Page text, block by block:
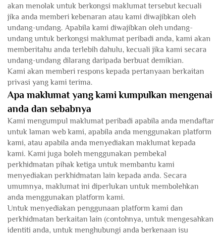
akan menolak untuk berkongsi maklumat tersebut kecuali
jika anda memberi kebenaran atau kami diwajibkan oleh
undang-undang. Apabila kami diwajibkan oleh undang-
undang untuk berkongsi maklumat peribadi anda, kami akan
memberitahu anda terlebih dahulu, kecuali jika kami secara
undang-undang dilarang daripada berbuat demikian.
Kami akan memberi respons kepada pertanyaan berkaitan
privasi yang kami terima.
Apa maklumat yang kami kumpulkan mengenai
anda dan sebabnya
Kami mengumpul maklumat peribadi apabila anda mendaftar
untuk laman web kami, apabila anda menggunakan platform
kami, atau apabila anda menyediakan maklumat kepada
kami. Kami juga boleh menggunakan pembekal
perkhidmatan pihak ketiga untuk membantu kami
menyediakan perkhidmatan lain kepada anda. Secara
umumnya, maklumat ini diperlukan untuk membolehkan
anda menggunakan platform kami.
Untuk menyediakan penggunaan platform kami dan
perkhidmatan berkaitan lain (contohnya, untuk mengesahkan
identiti anda, untuk menghubungi anda berkenaan isu